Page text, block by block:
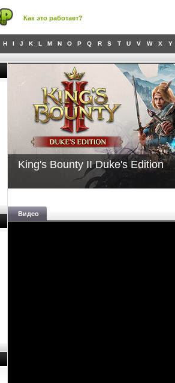
Как это работает?
H I J K L M N O P Q R S T U V W X Y
King's Bounty II Duke's Edition
Видео